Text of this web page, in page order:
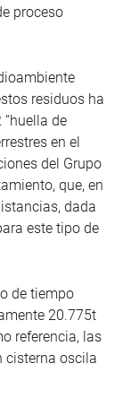
proceso
residuos ha
“huella de
en el
del Grupo
que, en
dada
este tipo de
de tiempo
20.775t
referencia, las
cisterna oscila